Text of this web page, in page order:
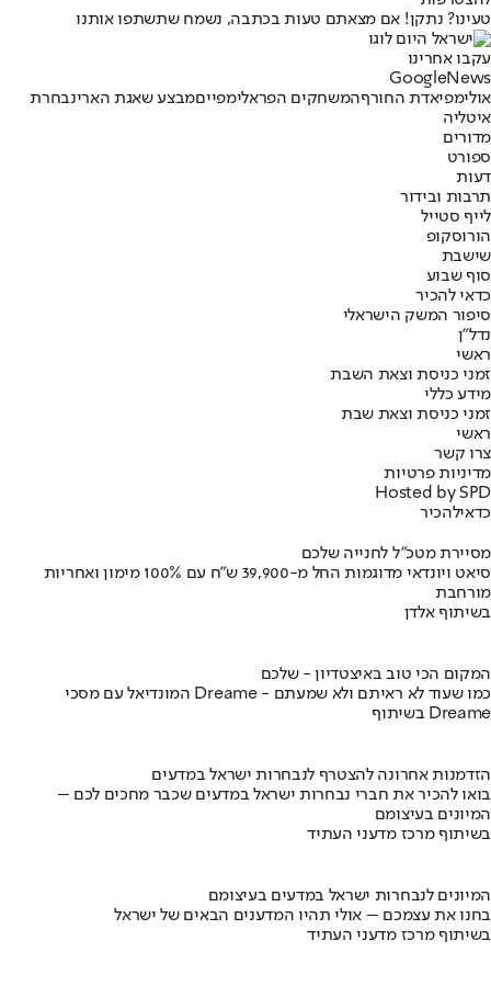
טעינו? נתקן! אם מצאתם טעות בכתבה, נשמח שתשתפו אותנו
עקבו אחרינו
Googl eNews
אולימפיאדת החורףהמשחקים הפראלימפייםמבצע שאגת הארינבחרת
איטליה
מדורים
ספורט
דעות
תרבות ובידור
לייף סטייל
הורוסקופ
שישבת
סוף שבוע
כדאי להכיר
סיפור המשק הישראלי
נדל"ן
ראשי
זמני כניסת וצאת השבת
מידע כללי
זמני כניסת וצאת שבת
ראשי
צרו קשר
מדיניות פרטיות
Hosted by SPD
כדאילהכיר
מסיירת מטכ"ל לחנייה שלכם
סיאט ויונדאי מדוגמות החל מ-39,900 ש״ח עם 100% מימון ואחריות
מורחבת
בשיתוף אלדן
המקום הכי טוב באיצטדיון - שלכם
המונדיאל עם מסכי Dreame - כמו שעוד לא ראיתם ולא שמעתם
בשיתוף Dreame
הזדמנות אחרונה להצטרף לנבחרות ישראל במדעים
בואו להכיר את חברי נבחרות ישראל במדעים שכבר מחכים לכם –
המיונים בעיצומם
בשיתוף מרכז מדעני העתיד
המיונים לנבחרות ישראל במדעים בעיצומם
בחנו את עצמכם – אולי תהיו המדענים הבאים של ישראל
בשיתוף מרכז מדעני העתיד